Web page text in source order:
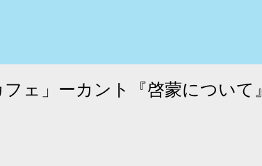
ェ」ーカント『啓蒙について』